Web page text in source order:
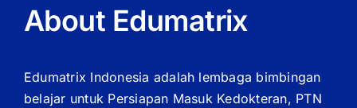
About Edumatrix
Edumatrix Indonesia adalah lembaga bimbingan
belajar untuk Persiapan Masuk Kedokteran, PTN